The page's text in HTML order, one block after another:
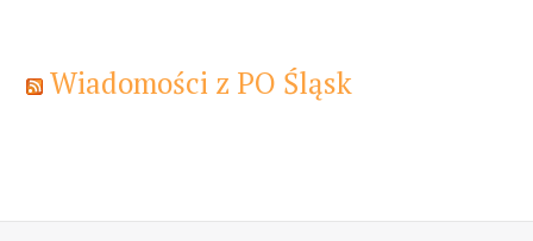
Wiadomości z PO Śląsk